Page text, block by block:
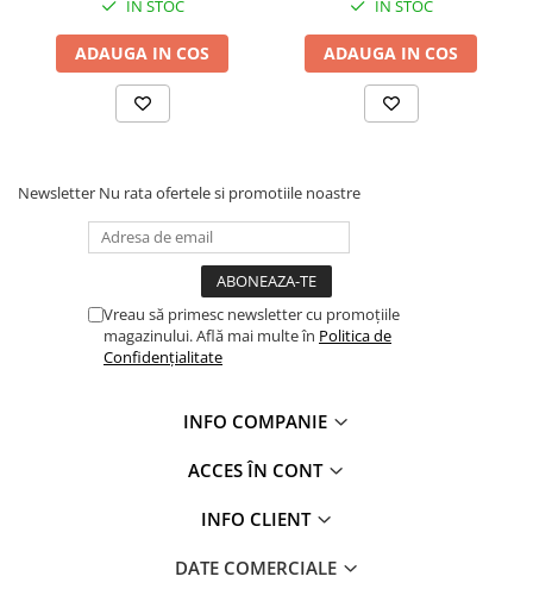
Hidroizolații Lichide
Hidroizolații Bituminoase
Hidrofobizare și Tratamente
Tencuieli și Betoane
Nivelare Grosieră
Nivelare în Strat Subțire
Rașini Reparații Fisuri Șapă
Aditivi pentru Șape
Amorse și Promotori de Aderență
Stabilizare Suport
Reparare Beton, Subturnări și
IN STOC
ADAUGA IN COS
IN STOC
ADAUGA IN COS
Newsletter Nu rata ofertele si promotiile noastre
Vreau să primesc newsletter cu promoțiile
magazinului. Află mai multe în Politica de
Confidențialitate
INFO COMPANIE
ACCES ÎN CONT
INFO CLIENT
DATE COMERCIALE